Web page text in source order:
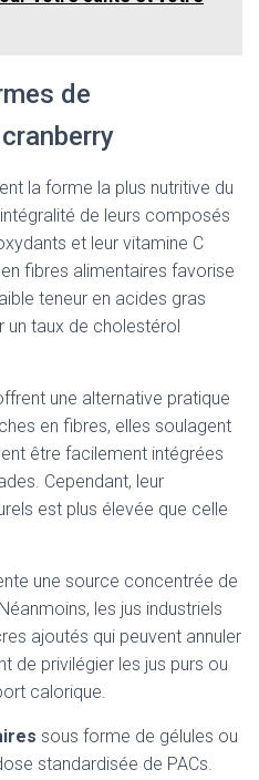
de
la forme la plus nutritive du
de leurs composés
et leur vitamine C
fibres alimentaires favorise
teneur en acides gras
un taux de cholestérol
une alternative pratique
en fibres, elles soulagent
être facilement intégrées
Cependant, leur
est plus élevée que celle
une source concentrée de
les jus industriels
ajoutés qui peuvent annuler
de privilégier les jus purs ou
calorique.
sous forme de gélules ou
standardisée de PACs.